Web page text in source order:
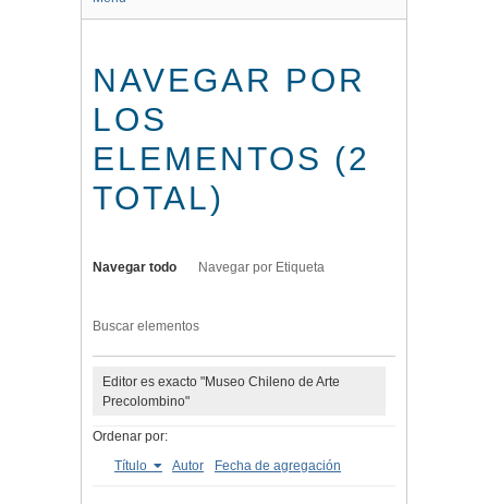
NAVEGAR POR
LOS
ELEMENTOS (2
TOTAL)
Navegar todo Navegar por Etiqueta
Buscar elementos
Editor es exacto "Museo Chileno de Arte
Precolombino"
Ordenar por:
Título
Autor Fecha de agregación